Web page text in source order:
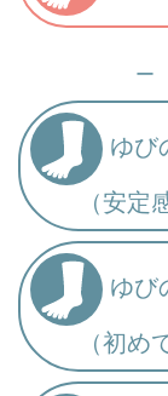
ー
ゆび
（安定感
ゆび
（初めて